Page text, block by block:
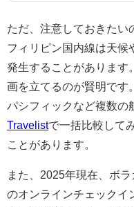
ただ、注意しておきたい
フィリピン国内線は天候
発生することがあります
画を立てるのが賢明です
パシフィックなど複数の
Travelistで一括比較して
ことがあります。
また、2025年現在、ボ
のオンラインチェックイ